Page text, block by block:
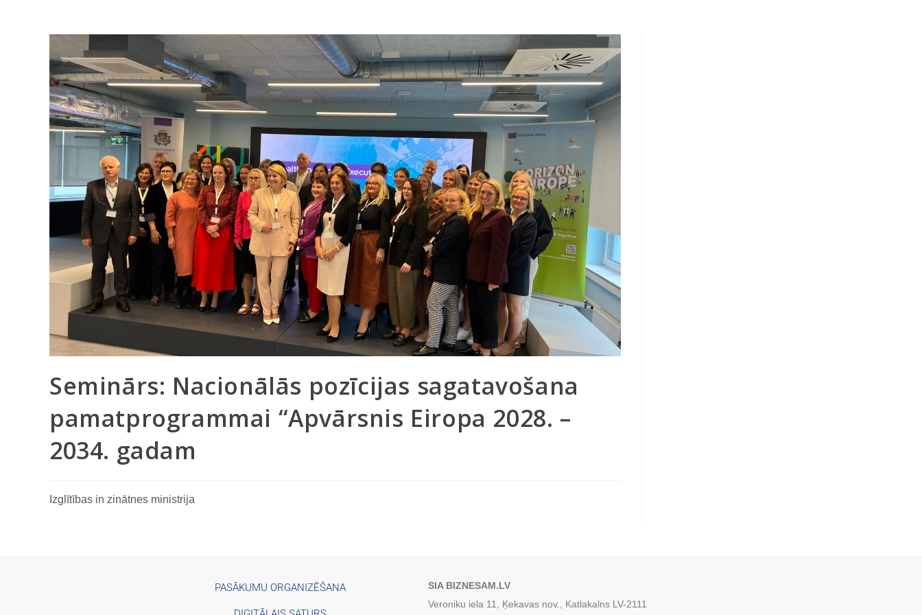
Seminārs: Nacionālās pozīcijas sagatavošana
pamatprogrammai “Apvārsnis Eiropa 2028. –
2034. gadam
Izglītības in zinātnes ministrija
PASĀKUMU ORGANIZĒŠANA
SIA BIZNESAM.LV
Veroniku iela 11, Ķekavas nov., Katlakalns LV-2111